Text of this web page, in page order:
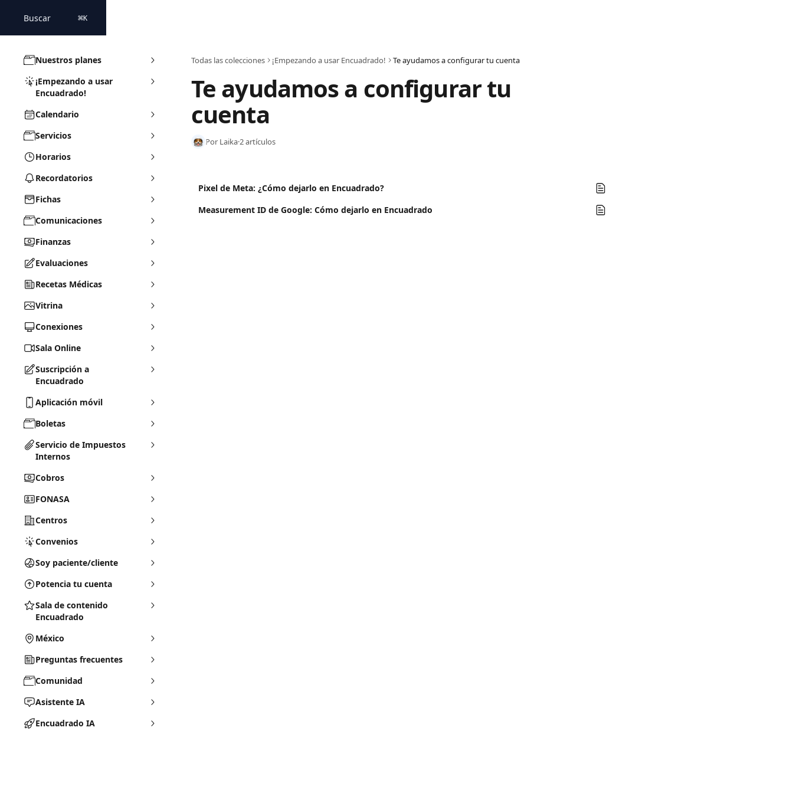
Buscar ⌘K
Nuestros planes
¡Empezando a usar
Encuadrado!
Calendario
Servicios
Horarios
Recordatorios
Fichas
Comunicaciones
Finanzas
Evaluaciones
Recetas Médicas
Vitrina
Conexiones
Sala Online
Suscripción a
Encuadrado
Aplicación móvil
Boletas
Servicio de Impuestos
Internos
Cobros
FONASA
Centros
Convenios
Soy paciente/cliente
Potencia tu cuenta
Sala de contenido
Encuadrado
México
Preguntas frecuentes
Comunidad
Asistente IA
Encuadrado IA
Todas las colecciones ¡Empezando a usar Encuadrado! Te ayudamos a configurar tu cuenta
Te ayudamos a configurar tu
cuenta
Por Laika·2 artículos
Pixel de Meta: ¿Cómo dejarlo en Encuadrado?
Measurement ID de Google: Cómo dejarlo en Encuadrado